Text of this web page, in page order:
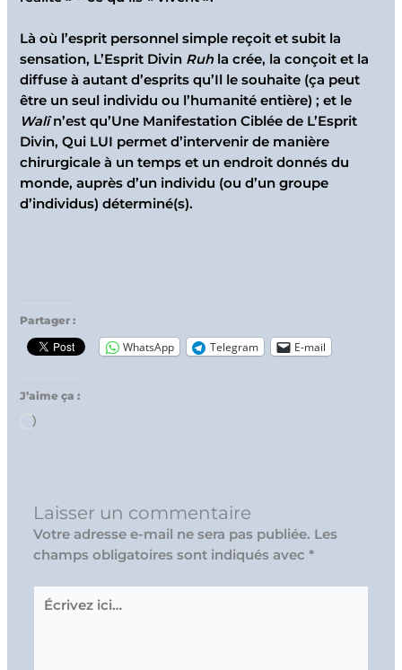
Là où l’esprit personnel simple reçoit et subit la
sensation, L’Esprit Divin Ruh la crée, la conçoit et la
diffuse à autant d’esprits qu’Il le souhaite (ça peut
être un seul individu ou l’humanité entière) ; et le
Walîn’est qu’Une Manifestation Ciblée de L’Esprit
Divin, Qui LUI permet d’intervenir de manière
chirurgicale à un temps et un endroit donnés du
monde, auprès d’un individu (ou d’un groupe
d’individus) déterminé(s).
Partager :
WhatsApp Telegram E-mail
J’aime ça :
Chargement…
Laisser un commentaire
Votre adresse e-mail ne sera pas publiée. Les
champs obligatoires sont indiqués avec*
Écrivez
ici…